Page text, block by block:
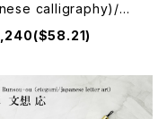
calligraphy)/禅